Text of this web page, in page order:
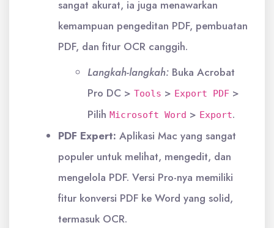
sangat akurat, ia juga menawarkan
kemampuan pengeditan PDF, pembuatan
PDF, dan fitur OCR canggih.
Langkah-langkah: Buka Acrobat
Pro DC > Tools > Export PDF >
Pilih Microsoft Word > Export.
PDF Expert: Aplikasi Mac yang sangat
populer untuk melihat, mengedit, dan
mengelola PDF. Versi Pro-nya memiliki
fitur konversi PDF ke Word yang solid,
termasuk OCR.